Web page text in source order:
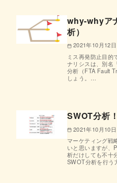
why-whyア
析）
2021年10月12日
ミス再発防止目
ナリシスは、別名
分析（FTA Fault
しょう。…
SWOT分析
2021年10月10日
マーケティング戦
いと思いますが、
析だけしても不十
SWOT分析を行